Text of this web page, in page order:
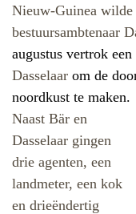
Nieuw-Guinea wilde
bestuursambtenaar
augustus vertrok
Dasselaar om de
noordkust te maken.
Naast Bär en
Dasselaar gingen
drie agenten, een
landmeter, een kok
en drieëndertig